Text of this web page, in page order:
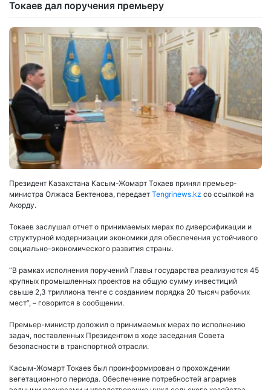
Токаев дал поручения премьеру
Президент Казахстана Касым-Жомарт Токаев принял премьер-
министра Олжаса Бектенова, передает Tengrinews.kz со ссылкой на
Акорду.
Токаев заслушал отчет о принимаемых мерах по диверсификации и
структурной модернизации экономики для обеспечения устойчивого
социально-экономического развития страны.
“В рамках исполнения поручений Главы государства реализуются 45
крупных промышленных проектов на общую сумму инвестиций
свыше 2,3 триллиона тенге с созданием порядка 20 тысяч рабочих
мест”, – говорится в сообщении.
Премьер-министр доложил о принимаемых мерах по исполнению
задач, поставленных Президентом в ходе заседания Совета
безопасности в транспортной отрасли.
Касым-Жомарт Токаев был проинформирован о прохождении
вегетационного периода. Обеспечение потребностей аграриев